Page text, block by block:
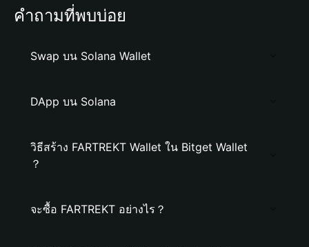
คำถามที่พบบ่อย
Swap บน Solana Wallet
DApp บน Solana
วิธีสร้าง FARTREKT Wallet ใน Bitget Wallet
？
จะซื้อ FARTREKT อย่างไร？